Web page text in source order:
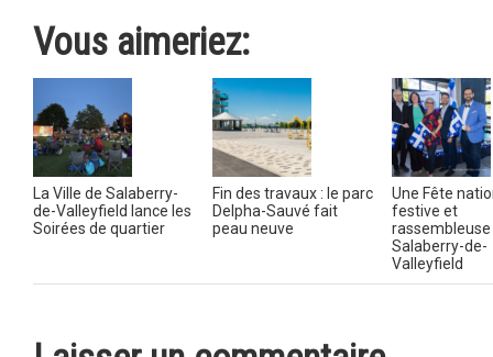
Vous aimeriez:
La Ville de Salaberry-
de-Valleyfield lance les
Soirées de quartier
Fin des travaux : le parc
Delpha-Sauvé fait
peau neuve
Une Fête
festive et
rassembleuse
Salaberry-de-
Valleyfield